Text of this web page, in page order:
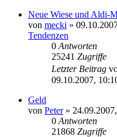
Neue Wiese und Aldi-
von mecki »
Tendenzen
0 Antworten
25241 Zugriffe
Letzter Beitrag
09.10.2007,
Geld
von Peter»
0 Antworten
21868 Zugriffe